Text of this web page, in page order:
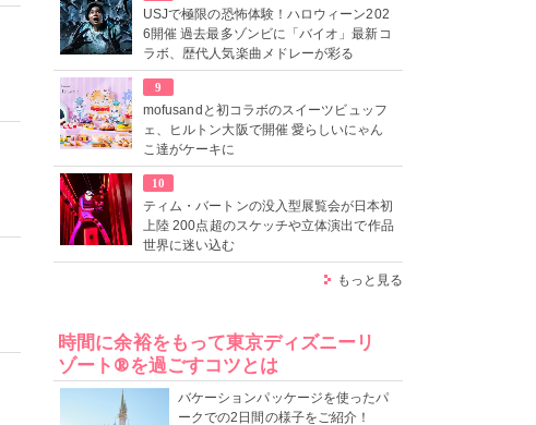
USJで極限の恐怖体験！ハロウィーン202
6開催 過去最多ゾンビに「バイオ」最新コ
ラボ、歴代人気楽曲メドレーが彩る
9
mofusandと初コラボのスイーツビュッフ
ェ、ヒルトン大阪で開催 愛らしいにゃん
こ達がケーキに
10
ティム・バートンの没入型展覧会が日本初
上陸 200点超のスケッチや立体演出で作品
世界に迷い込む
もっと見る
時間に余裕をもって東京ディズニーリ
ゾート®を過ごすコツとは
バケーションパッケージを使ったパ
ークでの2日間の様子をご紹介！